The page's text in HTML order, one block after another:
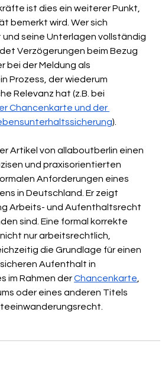
ist dies ein weiterer Punkt,
bemerkt wird. Wer sich
seine Unterlagen vollständig
Verzögerungen beim Bezug
bei der Meldung als
Prozess, der wiederum
Relevanz hat (z.B. bei
Chancenkarte und der
).
Artikel von allaboutberlin einen
und praxisorientierten
Anforderungen eines
in Deutschland. Er zeigt
Arbeits- und Aufenthaltsrecht
sind. Eine formal korrekte
nur arbeitsrechtlich,
die Grundlage für einen
Aufenthalt in
im Rahmen der Chancenkarte,
oder eines anderen Titels